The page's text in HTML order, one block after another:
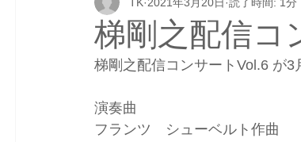
子どもに伝えるクラシック CD 会
梯剛之配信コ
梯剛之配信コンサートVol.6 が3
演奏曲
フランツ　シューベルト作曲